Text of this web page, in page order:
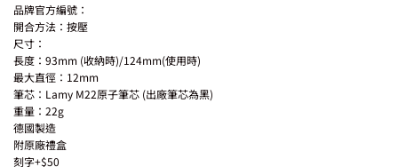
品牌官方編號：
開合方法：按壓
尺寸：
長度：93mm (收納時)/124mm(使用時)
最大直徑：12mm
筆芯：Lamy M22原子筆芯 (出廠筆芯為黑)
重量：22g
德國製造
附原廠禮盒
刻字+$50